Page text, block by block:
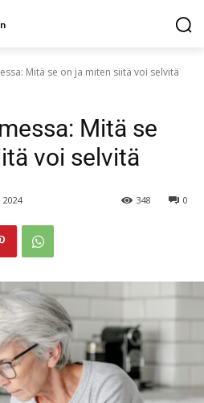
Mitä se on ja miten siitä voi selvitä
Mitä se
voi selvitä
2024 0
348